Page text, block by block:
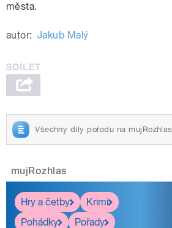
města.
autor: Jakub Malý
Všechny díly pořadu na mujRozhlas
mujRozhlas
Hry a četby
Krimi
Pohádky
Pořady